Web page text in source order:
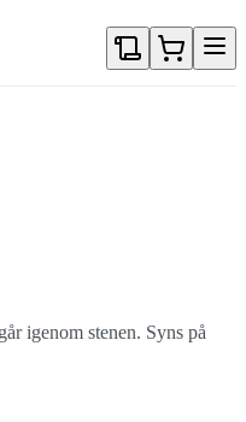
igenom stenen. Syns på